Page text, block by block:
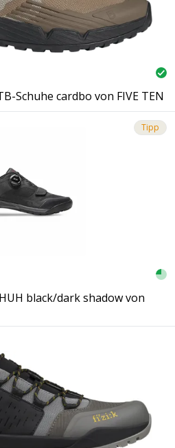
Schuhe cardbo von FIVE TEN
Tipp
black/dark shadow von